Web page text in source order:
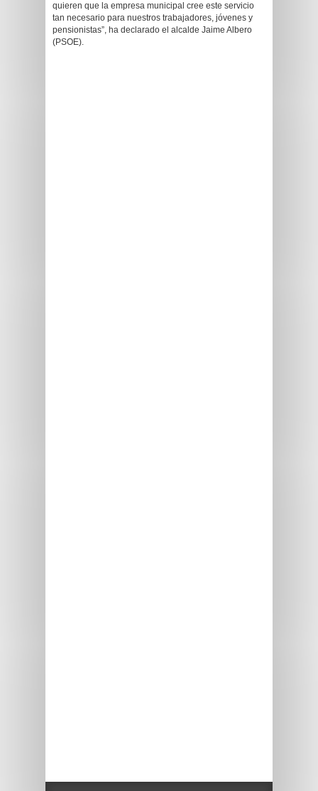
quieren que la empresa municipal cree este servicio
tan necesario para nuestros trabajadores, jóvenes y
pensionistas”, ha declarado el alcalde Jaime Albero
(PSOE).